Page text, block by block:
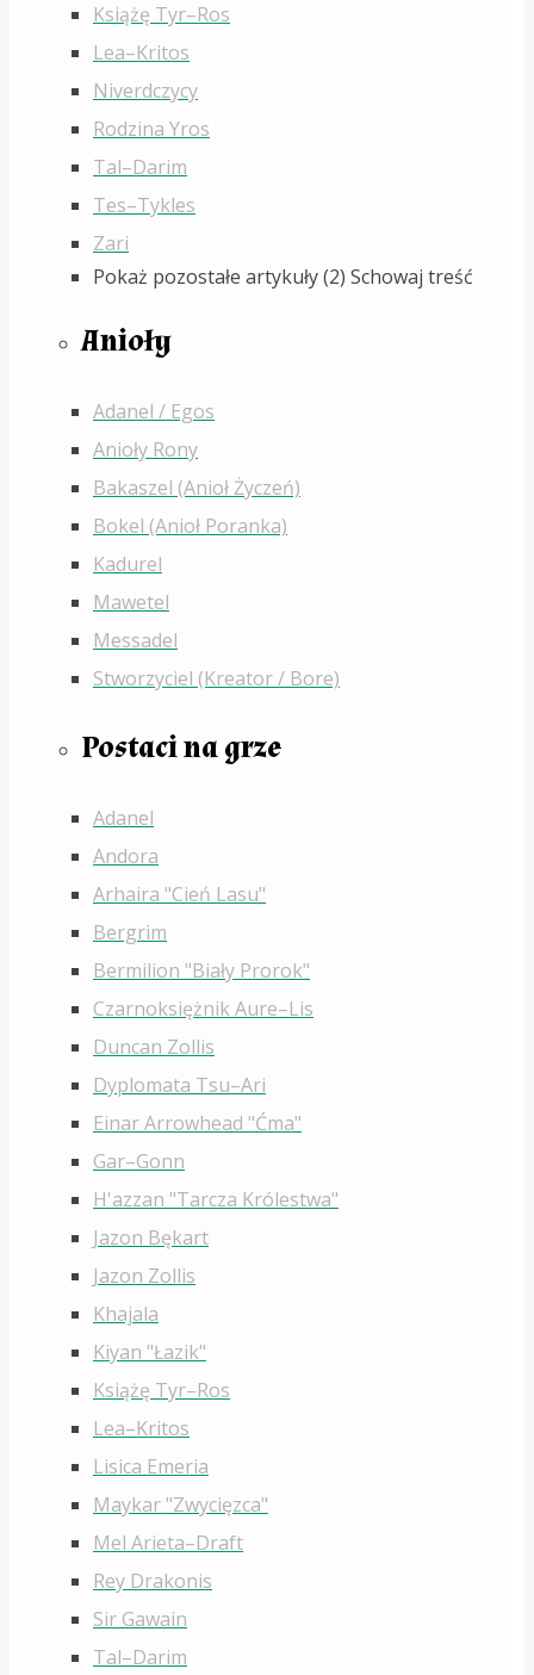
Książę Tyr–Ros
Lea–Kritos
Niverdczycy
Rodzina Yros
Tal–Darim
Tes–Tykles
Zari
Pokaż pozostałe artykuły (2) Schowaj treść
Anioły
Adanel / Egos
Anioły Rony
Bakaszel (Anioł Życzeń)
Bokel (Anioł Poranka)
Kadurel
Mawetel
Messadel
Stworzyciel (Kreator / Bore)
Postaci na grze
Adanel
Andora
Arhaira "Cień Lasu"
Bergrim
Bermilion "Biały Prorok"
Czarnoksiężnik Aure–Lis
Duncan Zollis
Dyplomata Tsu–Ari
Einar Arrowhead "Ćma"
Gar–Gonn
H'azzan "Tarcza Królestwa"
Jazon Bękart
Jazon Zollis
Khajala
Kiyan "Łazik"
Książę Tyr–Ros
Lea–Kritos
Lisica Emeria
Maykar "Zwycięzca"
Mel Arieta–Draft
Rey Drakonis
Sir Gawain
Tal–Darim